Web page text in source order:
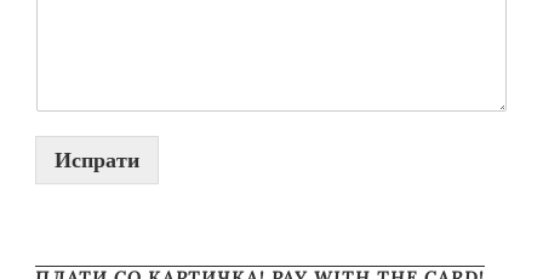
Испрати